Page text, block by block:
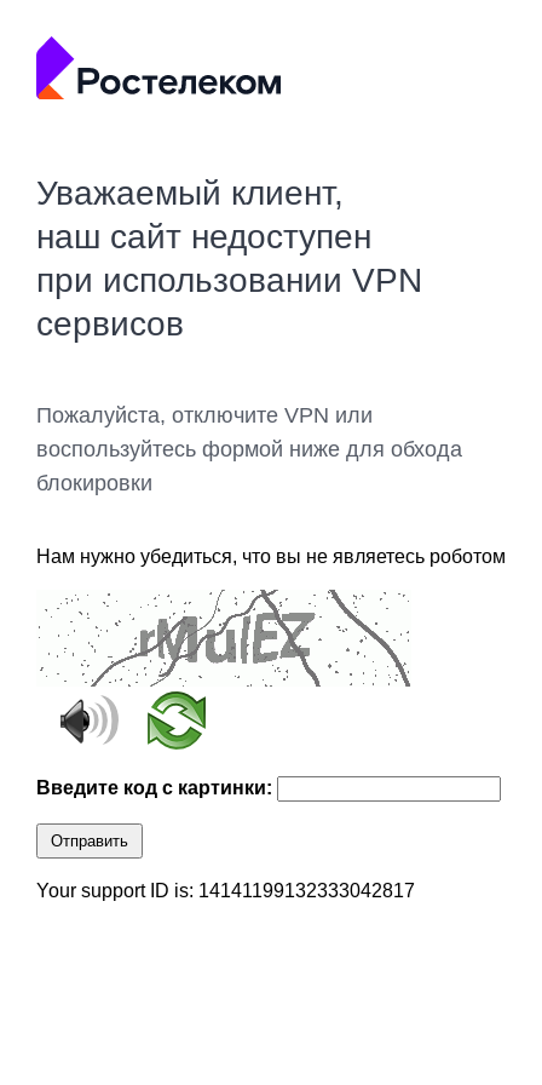
Уважаемый клиент,
наш сайт недоступен
при использовании VPN
сервисов
Пожалуйста, отключите VPN или
воспользуйтесь формой ниже для обхода
блокировки
Нам нужно убедиться, что вы не являетесь роботом
Введите код с картинки:
Отправить
Your support ID is: 14141199132333042817